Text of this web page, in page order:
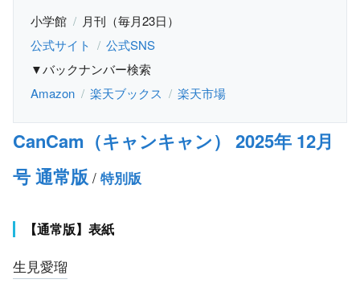
小学館
月刊（毎月23日）
公式サイト
公式SNS
▼バックナンバー検索
Amazon
楽天ブックス 楽天市場
CanCam（キャンキャン） 2025年 12月
号 通常版 / 特別版
【通常版】表紙
生見愛瑠